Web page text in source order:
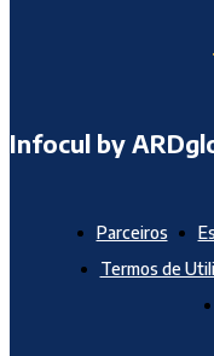
Infocul by
Parceiros
Termos de